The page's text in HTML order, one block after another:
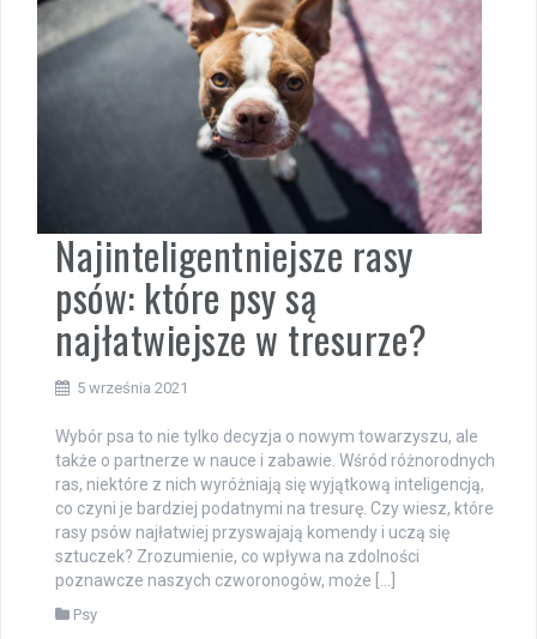
Najinteligentniejsze rasy
psów: które psy są
najłatwiejsze w tresurze?
5 września 2021
Wybór psa to nie tylko decyzja o nowym towarzyszu, ale
także o partnerze w nauce i zabawie. Wśród różnorodnych
ras, niektóre z nich wyróżniają się wyjątkową inteligencją,
co czyni je bardziej podatnymi na tresurę. Czy wiesz, które
rasy psów najłatwiej przyswajają komendy i uczą się
sztuczek? Zrozumienie, co wpływa na zdolności
poznawcze naszych czworonogów, może […]
Psy